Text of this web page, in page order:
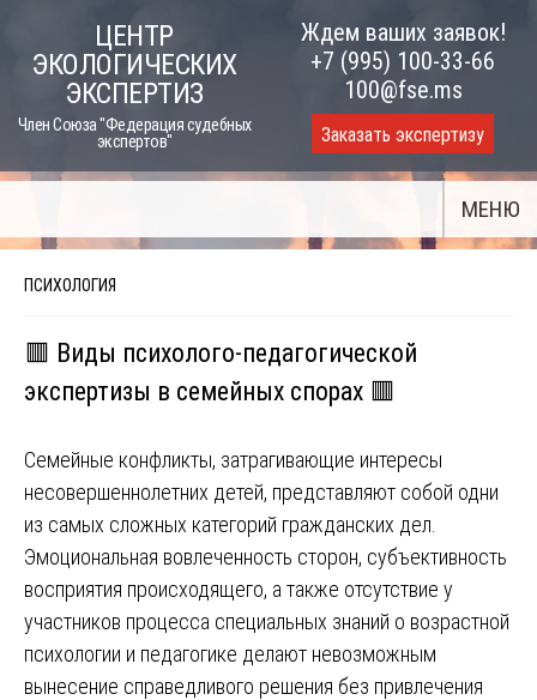
content
ЦЕНТР
ЭКОЛОГИЧЕСКИХ
ЭКСПЕРТИЗ
Член Союза "Федерация судебных
экспертов"
Ждем ваших заявок!
+7 (995) 100-33-66
100@fse.ms
Заказать экспертизу
МЕНЮ
ПСИХОЛОГИЯ
🟥 Виды психолого-педагогической
экспертизы в семейных спорах 🟥
Семейные конфликты, затрагивающие интересы
несовершеннолетних детей, представляют собой одни
из самых сложных категорий гражданских дел.
Эмоциональная вовлеченность сторон, субъективность
восприятия происходящего, а также отсутствие у
участников процесса специальных знаний о возрастной
психологии и педагогике делают невозможным
вынесение справедливого решения без привлечения